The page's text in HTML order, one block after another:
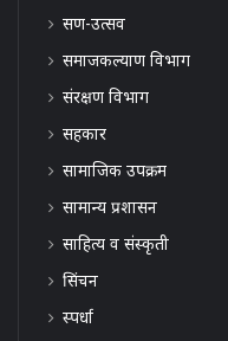
सण-उत्सव
समाजकल्याण विभाग
संरक्षण विभाग
सहकार
सामाजिक उपक्रम
सामान्य प्रशासन
साहित्य व संस्कृती
सिंचन
स्पर्धा